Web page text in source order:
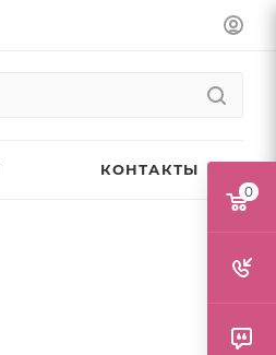
КОНТАКТЫ
0